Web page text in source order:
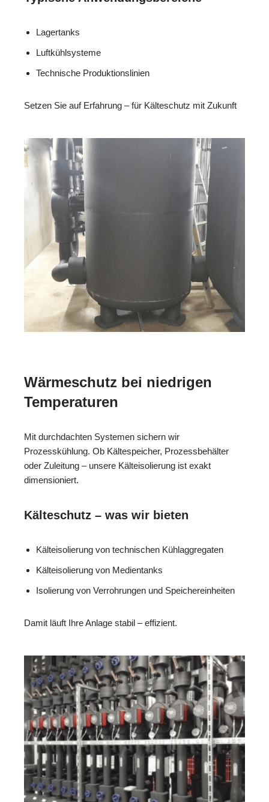
Lagertanks
Luftkühlsysteme
Technische Produktionslinien
Setzen Sie auf Erfahrung – für Kälteschutz mit Zukunft
Wärmeschutz bei niedrigen
Temperaturen
Mit durchdachten Systemen sichern wir
Prozesskühlung. Ob Kältespeicher, Prozessbehälter
oder Zuleitung – unsere Kälteisolierung ist exakt
dimensioniert.
Kälteschutz – was wir bieten
Kälteisolierung von technischen Kühlaggregaten
Kälteisolierung von Medientanks
Isolierung von Verrohrungen und Speichereinheiten
Damit läuft Ihre Anlage stabil – effizient.